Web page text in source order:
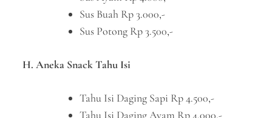
Sus Buah Rp 3.000,-
Sus Potong Rp 3.500,-
H. Aneka Snack Tahu Isi
Tahu Isi Daging Sapi Rp 4.500,-
Tahu Isi Daging Ayam Rp 4.000,-